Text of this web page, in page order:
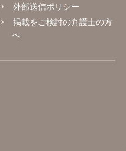
外部送信ポリシー
掲載をご検討の弁護士の方
へ